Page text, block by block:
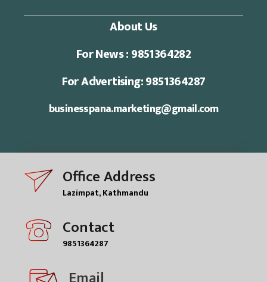
About Us
For News : 9851364282
For Advertising: 9851364287
businesspana.marketing@gmail.com
Office Address
Lazimpat, Kathmandu
Contact
9851364287